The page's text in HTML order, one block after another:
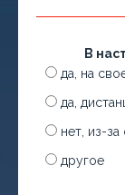
В
да, на
да,
нет, из-за
другое